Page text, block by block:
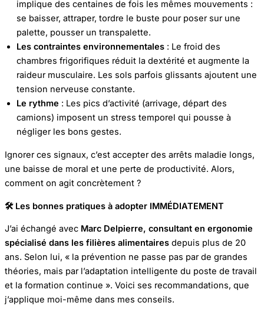
implique des centaines de fois les mêmes mouvements :
se baisser, attraper, tordre le buste pour poser sur une
palette, pousser un transpalette.
Les contraintes environnementales : Le froid des
chambres frigorifiques réduit la dextérité et augmente la
raideur musculaire. Les sols parfois glissants ajoutent une
tension nerveuse constante.
Le rythme : Les pics d’activité (arrivage, départ des
camions) imposent un stress temporel qui pousse à
négliger les bons gestes.
Ignorer ces signaux, c’est accepter des arrêts maladie longs,
une baisse de moral et une perte de productivité. Alors,
comment on agit concrètement ?
🛠️Les bonnes pratiques à adopter IMMÉDIATEMENT
J’ai échangé avec Marc Delpierre, consultant en ergonomie
spécialisé dans les filières alimentaires depuis plus de 20
ans. Selon lui, « la prévention ne passe pas par de grandes
théories, mais par l’adaptation intelligente du poste de travail
et la formation continue ». Voici ses recommandations, que
j’applique moi-même dans mes conseils.